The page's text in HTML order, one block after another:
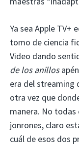
Ya sea Apple TV+
tomo de ciencia
Video dando
de los anillos
era del streaming
otra vez que
manera. No
jonrones, claro
cuál de esos dos